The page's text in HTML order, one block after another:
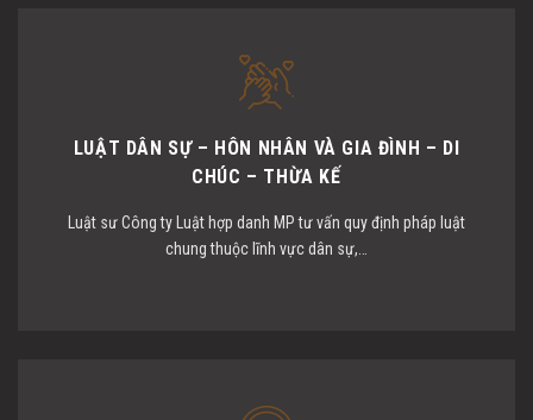
LUẬT DÂN SỰ – HÔN NHÂN VÀ GIA ĐÌNH – DI
CHÚC – THỪA KẾ
Luật sư Công ty Luật hợp danh MP tư vấn quy định pháp luật
chung thuộc lĩnh vực dân sự,…